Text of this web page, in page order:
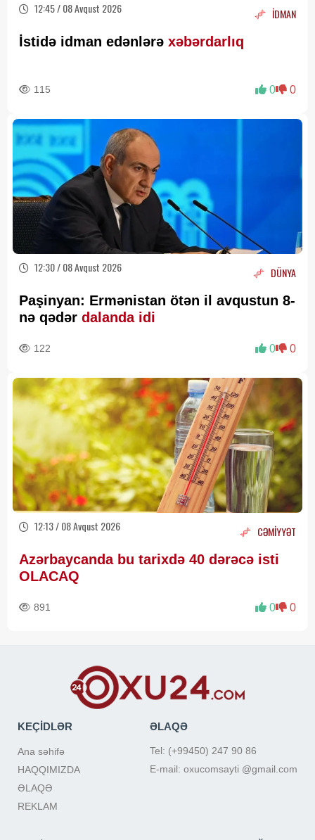
12:45 / 08 Avqust 2026 İDMAN
İstidə idman edənlərə xəbərdarlıq
115 0 0
12:30 / 08 Avqust 2026 DÜNYA
Paşinyan: Ermənistan ötən il avqustun 8-
nə qədər dalanda idi
122 0 0
12:13 / 08 Avqust 2026 CƏMİYYƏT
Azərbaycanda bu tarixdə 40 dərəcə isti
OLACAQ
891 0 0
KEÇİDLƏR
Ana səhifə
HAQQIMIZDA
ƏLAQƏ
REKLAM
ƏLAQƏ
Tel: (+99450) 247 90 86
E-mail: oxucomsayti @gmail.com